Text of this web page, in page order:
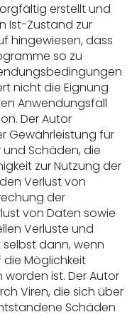
erstellt und
Ist-Zustand zur
hingewiesen, dass
so zu
nicht die Eignung
Anwendungsfall
Der Autor
Gewährleistung für
und Schäden, die
zur Nutzung der
Verlust von
der
von Daten sowie
Verluste und
dann, wenn
Möglichkeit
ist. Der Autor
Viren, die sich über
Schäden